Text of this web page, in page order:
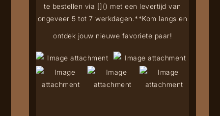
te bestellen via []() met een levertijd van
ongeveer 5 tot 7 werkdagen.**Kom langs en
ontdek jouw nieuwe favoriete paar!